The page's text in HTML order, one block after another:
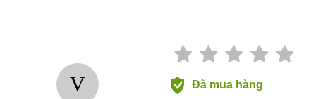
V
Đã mua hàng